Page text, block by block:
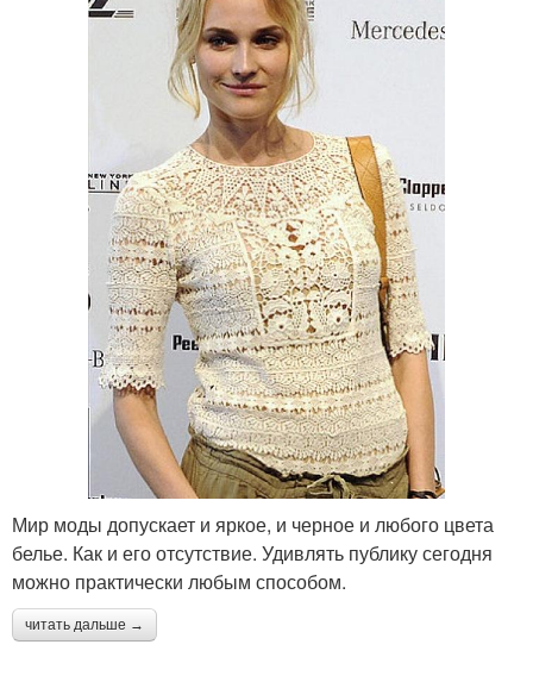
Мир моды допускает и яркое, и черное и любого цвета
белье. Как и его отсутствие. Удивлять публику сегодня
можно практически любым способом.
читать дальше →